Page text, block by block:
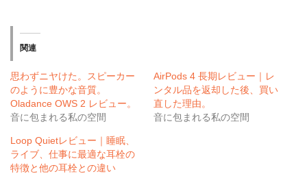
関連
思わずニヤけた。スピーカー
のように豊かな音質。
Oladance OWS 2 レビュー。
音に包まれる私の空間
AirPods 4 長期レビュー｜レ
ンタル品を返却した後、買い
直した理由。
音に包まれる私の空間
Loop Quietレビュー｜睡眠、
ライブ、仕事に最適な耳栓の
特徴と他の耳栓との違い